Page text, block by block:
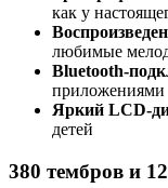
как у
любимые
Bluetooth-
приложениями
Яркий LCD-
детей
380 тембров и